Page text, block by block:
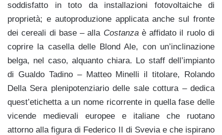
soddisfatto in toto da installazioni fotovoltaiche di
proprietà; e autoproduzione applicata anche sul fronte
dei cereali di base – alla Costanzaè affidato il ruolo di
coprire la casella delle Blond Ale, con un’inclinazione
belga, nel caso, alquanto chiara. Lo staff dell’impianto
di Gualdo Tadino – Matteo Minelli il titolare, Rolando
Della Sera plenipotenziario delle sale cottura – dedica
quest’etichetta a un nome ricorrente in quella fase delle
vicende medievali europee e italiane che ruotano
attorno alla figura di Federico II di Svevia e che ispirano